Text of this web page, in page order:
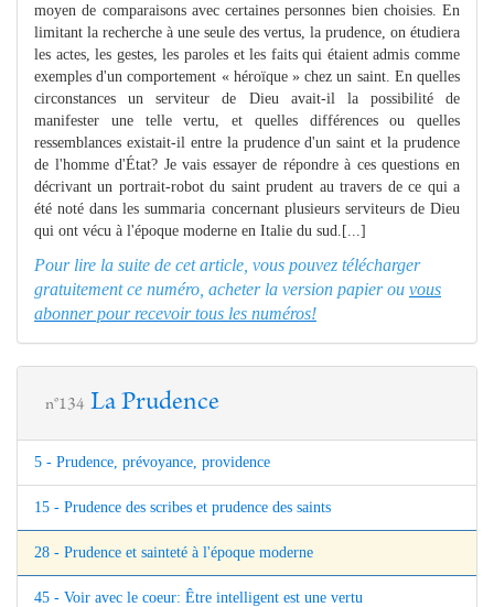
moyen de comparaisons avec certaines personnes bien choisies. En
limitant la recherche à une seule des vertus, la prudence, on étudiera
les actes, les gestes, les paroles et les faits qui étaient admis comme
exemples d'un comportement « héroïque » chez un saint. En quelles
circonstances un serviteur de Dieu avait-il la possibilité de
manifester une telle vertu, et quelles différences ou quelles
ressemblances existait-il entre la prudence d'un saint et la prudence
de l'homme d'État? Je vais essayer de répondre à ces questions en
décrivant un portrait-robot du saint prudent au travers de ce qui a
été noté dans les summaria concernant plusieurs serviteurs de Dieu
qui ont vécu à l'époque moderne en Italie du sud.[...]
Pour lire la suite de cet article, vous pouvez télécharger
gratuitement ce numéro, acheter la version papier ou vous
abonner pour recevoir tous les numéros!
n°134 La Prudence
5 - Prudence, prévoyance, providence
15 - Prudence des scribes et prudence des saints
28 - Prudence et sainteté à l'époque moderne
45 - Voir avec le coeur: Être intelligent est une vertu